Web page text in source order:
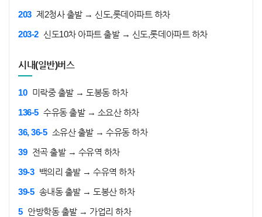
203 제2청사 출발 → 신도,롯데아파트 하차
203-2 신도10차 아파트 출발 → 신도,롯데아파트 하차
시내(일반)버스
10 미락중 출발 → 도봉동 하차
136-5 수유동 출발 → 소요산 하차
36, 36-5 소유산 출발 → 수유동 하차
39 전곡 출발 → 수유역 하차
39-3 백의리 출발 → 수유역 하차
39-5 송내동 출발 → 도봉산 하차
5 안방학동 출발 → 가업리 하차